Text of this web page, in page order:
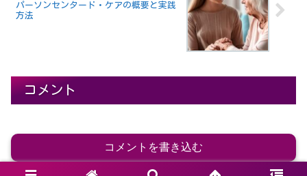
パーソンセンタード・ケアの概要と実践
方法
コメント
コメントを書き込む